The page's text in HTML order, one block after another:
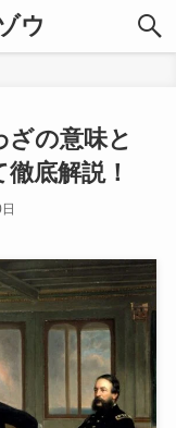
ウ
の意味と
底解説！